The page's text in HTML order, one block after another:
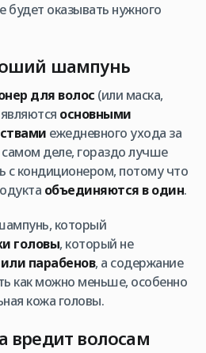
будет оказывать нужного
шампунь
для волос (или маска,
основными
ежедневного ухода за
деле, гораздо лучше
с кондиционером, потому что
объединяются в один.
который
головы, который не
парабенов, а содержание
как можно меньше, особенно
кожа головы.
вредит волосам